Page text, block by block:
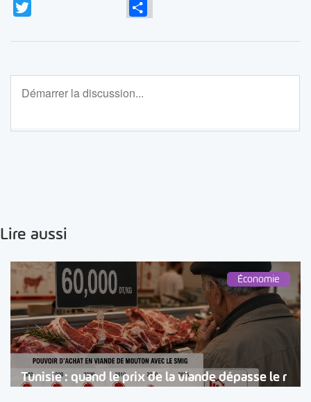
Lire aussi
Économie
Tunisie : quand le prix de la viande dépasse le r